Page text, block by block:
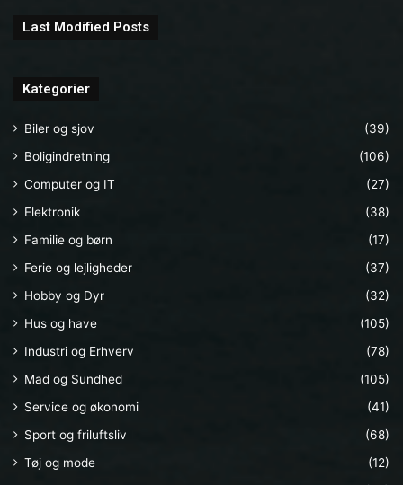
Last Modified Posts
Kategorier
Biler og sjov
(39)
Boligindretning
(106)
Computer og IT
(27)
Elektronik
(38)
Familie og børn
(17)
Ferie og lejligheder
(37)
Hobby og Dyr
(32)
Hus og have
(105)
Industri og Erhverv
(78)
Mad og Sundhed
(105)
Service og økonomi
(41)
Sport og friluftsliv
(68)
Tøj og mode
(12)